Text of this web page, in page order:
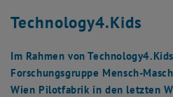
Technology4.Kids
Im Rahmen von
Forschungsgruppe Mensch-
Wien Pilotfabrik in den letzten